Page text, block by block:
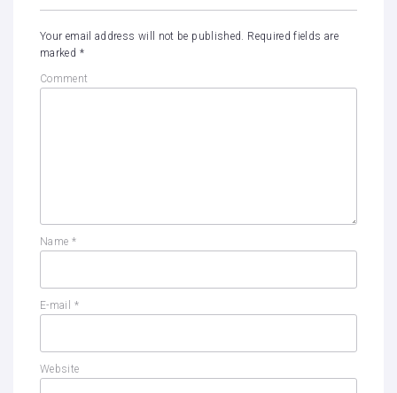
Your email address will not be published. Required fields are
marked *
Comment
Name *
E-mail *
Website